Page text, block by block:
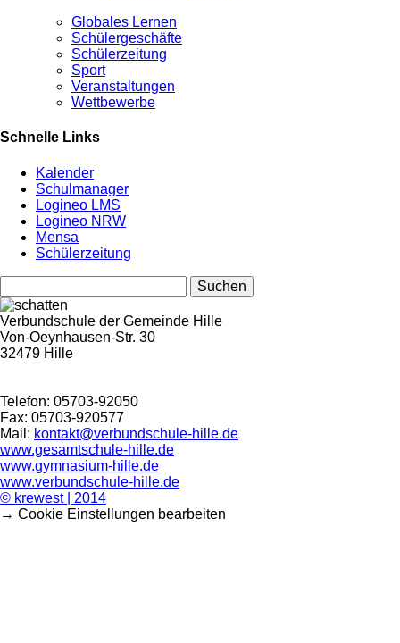
Globales Lernen
Schülergeschäfte
Schülerzeitung
Sport
Veranstaltungen
Wettbewerbe
Schnelle Links
Kalender
Schulmanager
Logineo LMS
Logineo NRW
Mensa
Schülerzeitung
nach:
Verbundschule der Gemeinde Hille
Von-Oeynhausen-Str. 30
32479 Hille
Telefon: 05703-92050
Fax: 05703-920577
Mail: kontakt@verbundschule-hille.de
www.gesamtschule-hille.de
www.gymnasium-hille.de
www.verbundschule-hille.de
© krewest | 2014
→ Cookie Einstellungen bearbeiten